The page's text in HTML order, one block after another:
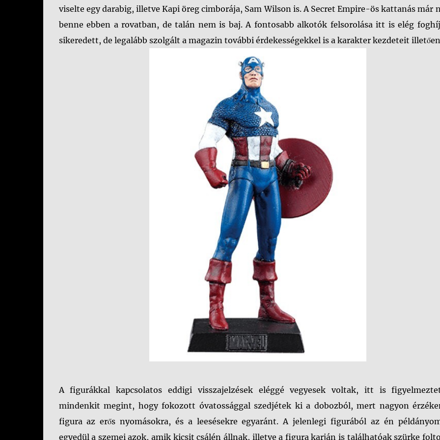
viselte egy darabig, illetve Kapi öreg cimborája, Sam Wilson is. A Secret Empire-ös kattanás már
benne ebben a rovatban, de talán nem is baj. A fontosabb alkotók felsorolása itt is elég
sikeredett, de legalább szolgált a magazin további érdekességekkel is a karakter kezdeteit
A figurákkal kapcsolatos eddigi visszajelzések eléggé vegyesek voltak, itt is
mindenkit megint, hogy fokozott óvatossággal szedjétek ki a dobozból, mert nagyon
figura az erős nyomásokra, és a leesésekre egyaránt. A jelenlegi figurából az én
egyedül a szemei azok, amik kicsit csálén állnak, illetve a figura karján is találhatóak szürke